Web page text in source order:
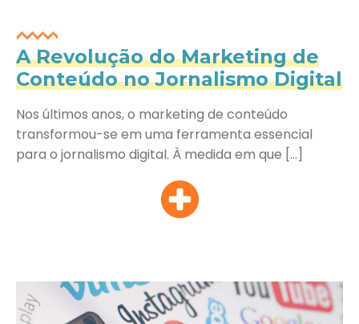
A Revolução do Marketing de
Conteúdo no Jornalismo Digital
Nos últimos anos, o marketing de conteúdo
transformou-se em uma ferramenta essencial
para o jornalismo digital. À medida em que […]